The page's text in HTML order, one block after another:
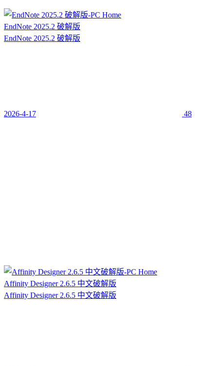
EndNote 2025.2 破解版
EndNote 2025.2 破解版
2026-4-17 48
Affinity Designer 2.6.5 中文破解版
Affinity Designer 2.6.5 中文破解版